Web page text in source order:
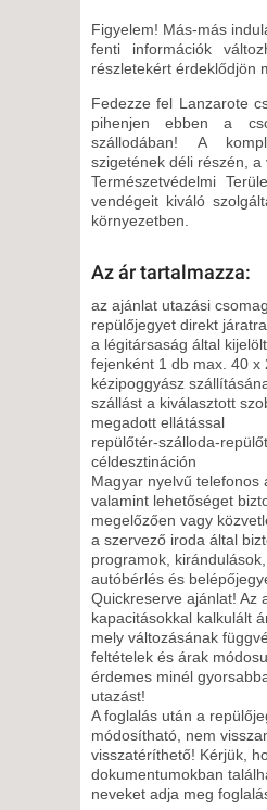
8 NAP / 7 ÉJSZAKA
2026. NOVEMBER
11 NAP / 10
2026. DECEMBER
CSÜTÖRTÖK -
2026. DECEMBER
8 NAP / 7 ÉJSZAKA
2026. DECEMBER
11 NAP / 10
2026. DECEMBER
8 NAP / 7 ÉJSZAKA
2026. DECEMBER
CSÜTÖRTÖK -
5 NAP / 4 ÉJSZAKA
2026. DECEMBER
CSÜTÖRTÖK -
8 NAP / 7 ÉJSZAKA
2026. DECEMBER
CSÜTÖRTÖK -
8 NAP / 7 ÉJSZAKA
2027. JANUÁR 04.,
Figyelem! Más-más
fenti információk
részletekért érdeklődjön
Fedezze fel Lanzarote
pihenjen ebben a
szállodában! A
szigetének déli részén, a
Természetvédelmi
vendégeit kiváló
környezetben.
Az ár tartalmazza:
az ajánlat utazási csomag,
repülőjegyet direkt
a légitársaság által
fejenként 1 db max. 40 x
kézipoggyász
szállást a kiválasztott
megadott ellátással
repülőtér-szálloda-
céldesztináción
Magyar nyelvű telefonos
valamint lehetőséget
megelőzően vagy
a szervező iroda által
programok,
autóbérlés és
Quickreserve ajánlat! Az
kapacitásokkal kalkulált
mely változásának
feltételek és árak
érdemes minél
utazást!
A foglalás után a
módosítható, nem
visszatéríthető! Kérjük,
dokumentumokban
neveket adja meg